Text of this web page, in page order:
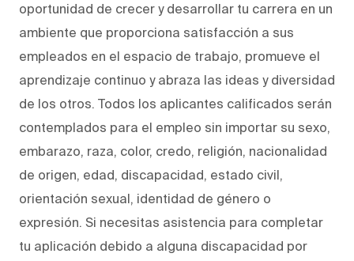
oportunidad de crecer y desarrollar tu carrera en un
ambiente que proporciona satisfacción a sus
empleados en el espacio de trabajo, promueve el
aprendizaje continuo y abraza las ideas y diversidad
de los otros. Todos los aplicantes calificados serán
contemplados para el empleo sin importar su sexo,
embarazo, raza, color, credo, religión, nacionalidad
de origen, edad, discapacidad, estado civil,
orientación sexual, identidad de género o
expresión. Si necesitas asistencia para completar
tu aplicación debido a alguna discapacidad por